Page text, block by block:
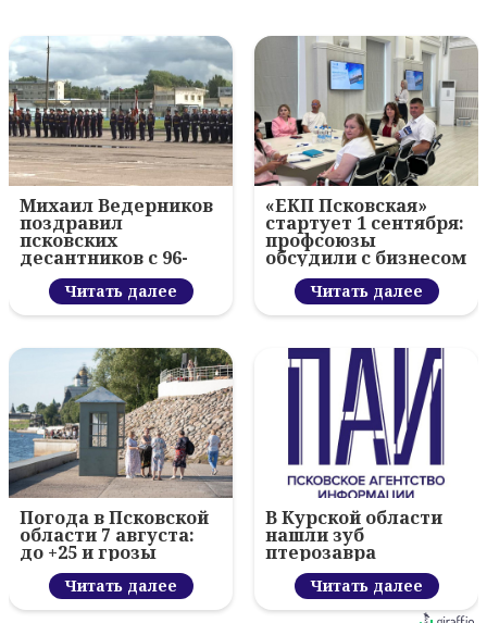
Михаил Ведерников
поздравил
псковских
десантников с 96-
летием ВДВ и
вручил награды
Читать далее
«ЕКП Псковская»
стартует 1 сентября:
профсоюзы
обсудили с бизнесом
новый цифровой
проектЧитать далее
Погода в Псковской
области 7 августа:
до +25 и грозы
Читать далее
В Курской области
нашли зуб
птерозавра
Читать далее